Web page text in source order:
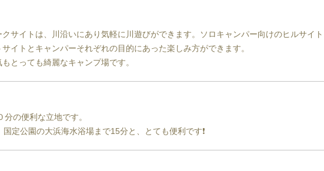
クサイトは、川沿いにあり気軽に川遊びができます。ソロキャンパー向けのヒルサイ
イトとキャンパーそれぞれの目的にあった楽しみ方ができます。
とっても綺麗なキャンプ場です。
の便利な立地です。
定公園の大浜海水浴場まで15分と、とても便利です❗